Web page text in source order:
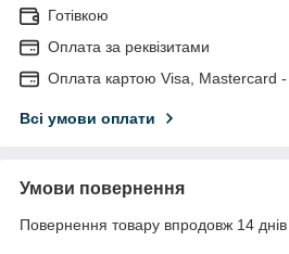
Готівкою
Оплата за реквізитами
Оплата картою Visa, Mastercard
Всі умови оплати
Умови повернення
Повернення товару впродовж 14